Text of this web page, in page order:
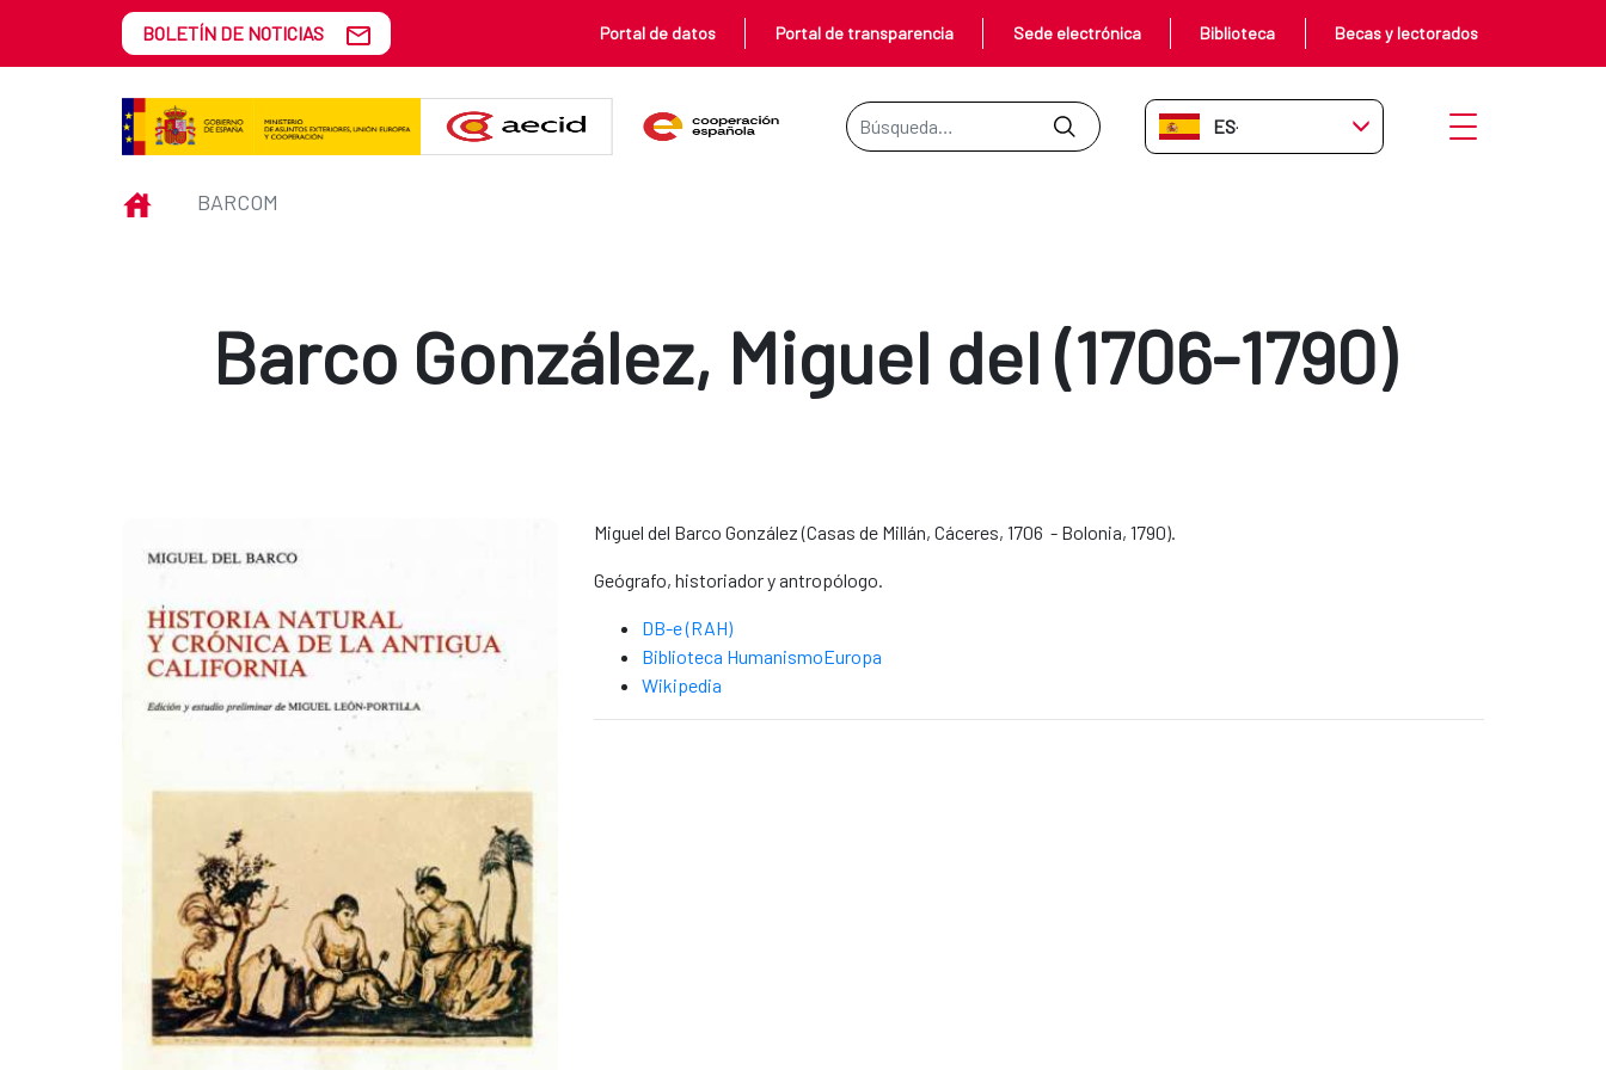
Saltar al contenido principal
BarcoM
BOLETÍN DE NOTICIAS Portal de datos Portal de transparencia Sede electrónica Biblioteca Becas y lectorados
Barra de búsqueda
ES-ES Abrir menú
INICIOBARCOM
Barco González, Miguel del (1706-1790)
Miguel del Barco González (Casas de Millán, Cáceres, 1706 - Bolonia, 1790).
Geógrafo, historiador y antropólogo.
DB-e (RAH)
Biblioteca HumanismoEuropa
Wikipedia